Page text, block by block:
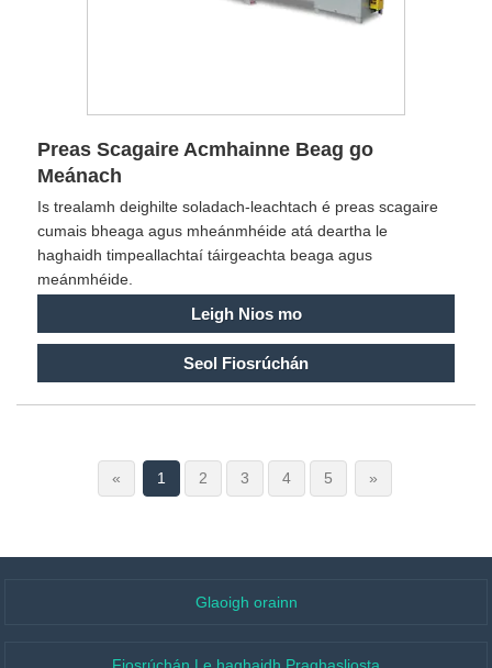
Preas Scagaire Acmhainne Beag go
Meánach
Is trealamh deighilte soladach-leachtach é preas scagaire
cumais bheaga agus mheánmhéide atá deartha le
haghaidh timpeallachtaí táirgeachta beaga agus
meánmhéide.
Leigh Nios mo
Seol Fiosrúchán
« 1 2 3 4 5 »
Glaoigh orainn